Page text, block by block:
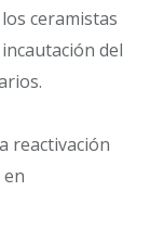
ceramistas
del
reactivación